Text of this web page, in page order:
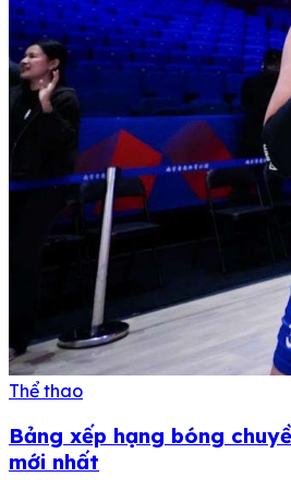
Thể thao
Bảng xếp hạng bóng
mới nhất